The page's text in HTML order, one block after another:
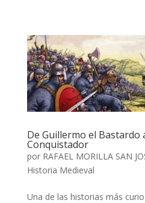
De Guillermo el Bastardo
Conquistador
por RAFAEL MORILLA SAN
Historia Medieval
Una de las historias más